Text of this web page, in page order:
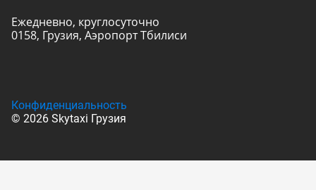
Ежедневно, круглосуточно
0158, Грузия, Аэропорт Тбилиси
© 2026 Skytaxi Грузия
Конфиденциальность